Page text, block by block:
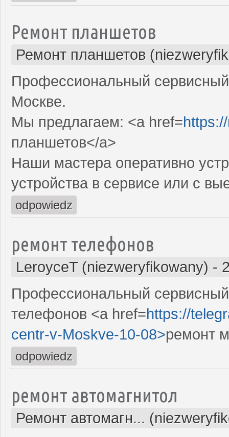
Ремонт планшетов
Ремонт планшетов
Профессиональный
Москве.
Мы предлагаем: <a href=
планшетов</a>
Наши мастера оперативно
устройства в сервисе или с
odpowiedz
ремонт телефонов
LeroyceT (niezweryfikowany) -
Профессиональный
телефонов <a href=https://
centr-v-Moskve-10-08>ремонт
odpowiedz
ремонт автомагнитол
Ремонт автомагн...